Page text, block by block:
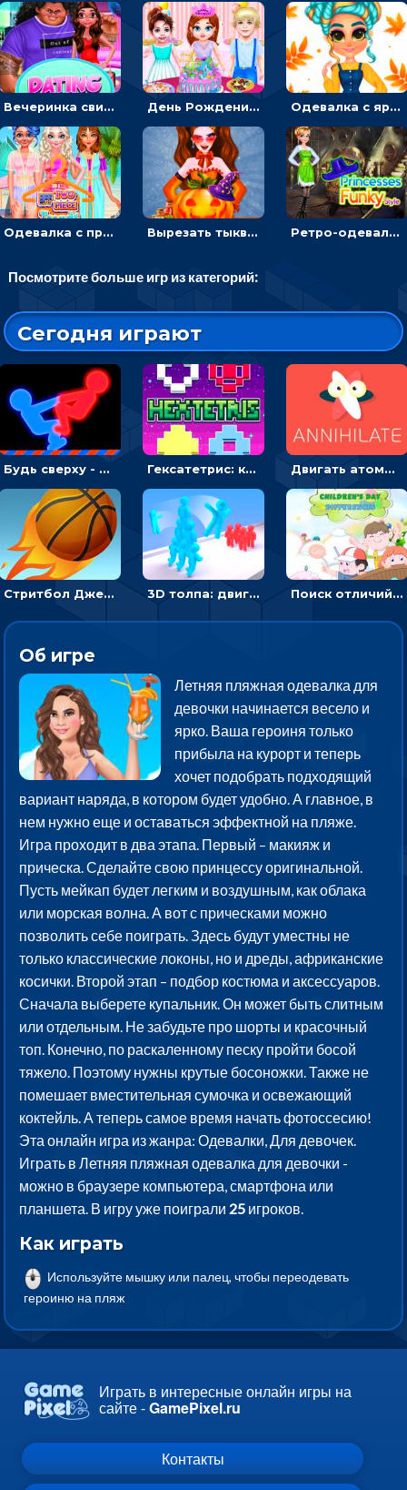
Вечеринка свиданий: одевалка для влюбленных День Рождения Тейлор: печь торт для девочки или наряжать именинницу Одевалка с яркими осенними нарядами: собирать образ для прогулки
Одевалка с принцессами на пляже Вырезать тыкву и одевать Харли Квинн - одевалка с карвингом Ретро-одевалка: Принцессы преображаются в стиле фанк
Посмотрите больше игр из категорий:
Сегодня играют
Будь сверху - борись с другом и выигрывай Гексатетрис: кидать блок, чтобы складывать три в ряд - головоломка Двигать атомы, чтобы соединить – головоломка
Стритбол Джем - спортивный бросок мяча в кольцо 3D толпа: двигаться и собирать цветных человечков Поиск отличий на картинках с детьми - головоломка
Об игре
Летняя пляжная одевалка для
девочки начинается весело и
ярко. Ваша героиня только
прибыла на курорт и теперь
хочет подобрать подходящий
вариант наряда, в котором будет удобно. А главное, в
нем нужно еще и оставаться эффектной на пляже.
Игра проходит в два этапа. Первый – макияж и
прическа. Сделайте свою принцессу оригинальной.
Пусть мейкап будет легким и воздушным, как облака
или морская волна. А вот с прическами можно
позволить себе поиграть. Здесь будут уместны не
только классические локоны, но и дреды, африканские
косички. Второй этап – подбор костюма и аксессуаров.
Сначала выберете купальник. Он может быть слитным
или отдельным. Не забудьте про шорты и красочный
топ. Конечно, по раскаленному песку пройти босой
тяжело. Поэтому нужны крутые босоножки. Также не
помешает вместительная сумочка и освежающий
коктейль. А теперь самое время начать фотоссесию!
Эта онлайн игра из жанра: Одевалки, Для девочек.
Играть в Летняя пляжная одевалка для девочки -
можно в браузере компьютера, смартфона или
планшета. В игру уже поиграли 25 игроков.
Как играть
Используйте мышку или палец, чтобы переодевать
героиню на пляж
Играть в интересные онлайн игры на
сайте -GamePixel.ru
Контакты